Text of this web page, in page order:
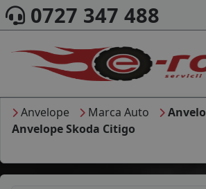
0727 347 488
Anvelope Marca Auto
Anvelope Skoda Citigo